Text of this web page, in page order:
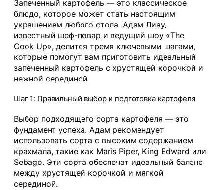
Запеченный картофель — это классическое
блюдо, которое может стать настоящим
украшением любого стола. Адам Лиау,
известный шеф-повар и ведущий шоу «The
Cook Up», делится тремя ключевыми шагами,
которые помогут вам приготовить идеальный
запеченный картофель с хрустящей корочкой и
нежной серединой.
Шаг 1: Правильный выбор и подготовка картофеля
Выбор подходящего сорта картофеля — это
фундамент успеха. Адам рекомендует
использовать сорта с высоким содержанием
крахмала, такие как Maris Piper, King Edward или
Sebago. Эти сорта обеспечат идеальный баланс
между хрустящей корочкой и мягкой
серединой.